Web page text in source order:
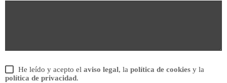
He leído y acepto el aviso legal, la política de cookies y la
política de privacidad.